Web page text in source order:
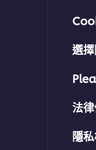
選
法
隱